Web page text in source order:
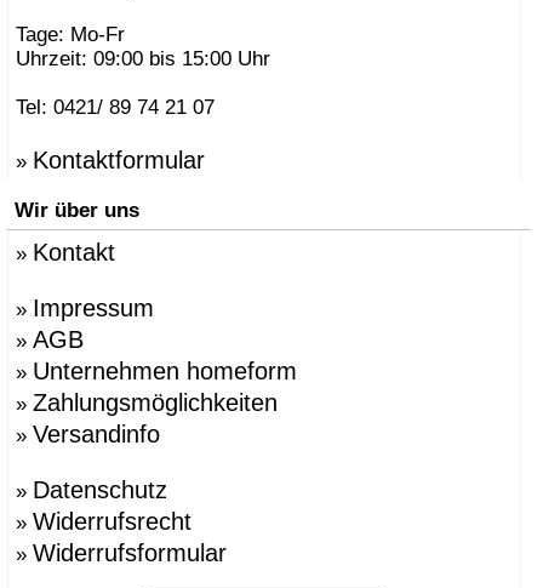
Tage: Mo-Fr
Uhrzeit: 09:00 bis 15:00 Uhr
Tel: 0421/ 89 74 21 07
» Kontaktformular
Wir über uns
» Kontakt
» Impressum
» AGB
» Unternehmen homeform
» Zahlungsmöglichkeiten
» Versandinfo
» Datenschutz
» Widerrufsrecht
» Widerrufsformular